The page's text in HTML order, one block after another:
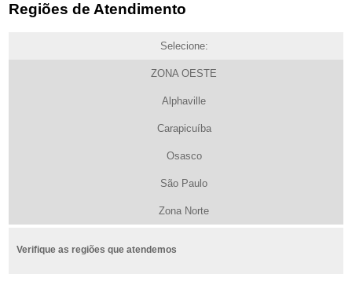
Regiões de Atendimento
Selecione:
ZONA OESTE
Alphaville
Carapicuíba
Osasco
São Paulo
Zona Norte
Verifique as regiões que atendemos